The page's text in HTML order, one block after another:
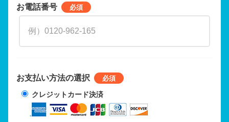
お電話番号
お支払い方法の選択
クレジットカード決済